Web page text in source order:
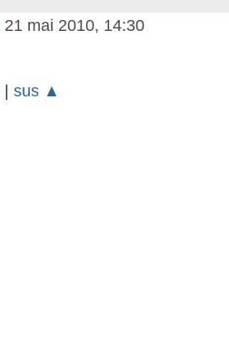
21 mai 2010, 14:30
| sus ▲